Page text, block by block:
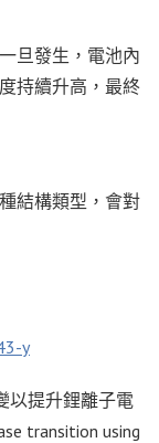
旦發生，電池內
持續升高，最終
結構類型，會對
y
以提升鋰離子電
transition using